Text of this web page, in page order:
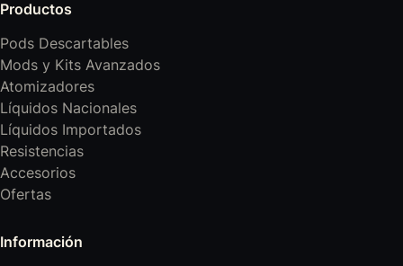
Productos
Pods Descartables
Mods y Kits Avanzados
Atomizadores
Líquidos Nacionales
Líquidos Importados
Resistencias
Accesorios
Ofertas
Información